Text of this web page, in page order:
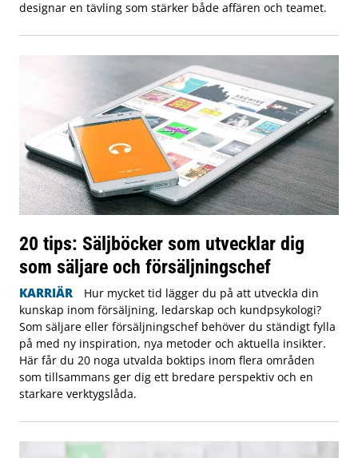
designar en tävling som stärker både affären och teamet.
20 tips: Säljböcker som utvecklar dig
som säljare och försäljningschef
KARRIÄR
Hur mycket tid lägger du på att utveckla din
kunskap inom försäljning, ledarskap och kundpsykologi?
Som säljare eller försäljningschef behöver du ständigt fylla
på med ny inspiration, nya metoder och aktuella insikter.
Här får du 20 noga utvalda boktips inom flera områden
som tillsammans ger dig ett bredare perspektiv och en
starkare verktygslåda.